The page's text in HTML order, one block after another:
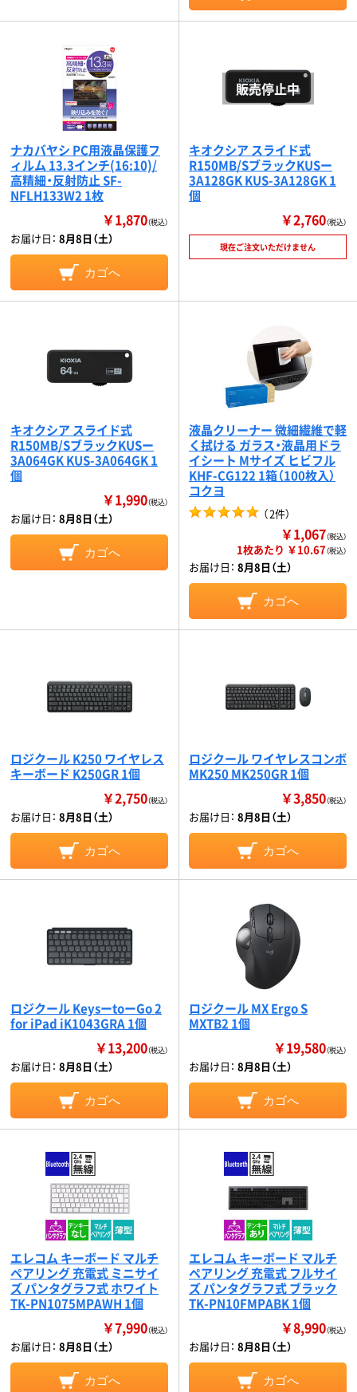
ナカバヤシ PC用液晶保護フ
ィルム 13.3インチ(16:10)/
高精細・反射防止 SF-
NFLH133W2 1枚
￥1,870（税込）
お届け日： 8月8日（土）
カゴへ
キオクシア スライド式
R150MB/SブラックKUSー
3A128GK KUS-3A128GK 1
個
￥2,760（税込）
現在ご注文いただけません
キオクシア スライド式
R150MB/SブラックKUSー
3A064GK KUS-3A064GK 1
個
￥1,990（税込）
お届け日： 8月8日（土）
カゴへ
液晶クリーナー 微細繊維で軽
く拭ける ガラス・液晶用ドラ
イシート Mサイズ ヒビフル
KHF-CG122 1箱（100枚入）
コクヨ
（2件）
￥1,067（税込）
1枚あたり ￥10.67（税込）
お届け日： 8月8日（土）
カゴへ
ロジクール K250 ワイヤレス
キーボード K250GR 1個
￥2,750（税込）
お届け日： 8月8日（土）
カゴへ
ロジクール ワイヤレスコンボ
MK250 MK250GR 1個
￥3,850（税込）
お届け日： 8月8日（土）
カゴへ
ロジクール KeysーtoーGo 2
for iPad iK1043GRA 1個
￥13,200（税込）
お届け日： 8月8日（土）
カゴへ
ロジクール MX Ergo S
MXTB2 1個
￥19,580（税込）
お届け日： 8月8日（土）
カゴへ
エレコム キーボード マルチ
ペアリング 充電式 ミニサイ
ズ パンタグラフ式 ホワイト
TK-PN1075MPAWH 1個
￥7,990（税込）
お届け日： 8月8日（土）
カゴへ
エレコム キーボード マルチ
ペアリング 充電式 フルサイ
ズ パンタグラフ式 ブラック
TK-PN10FMPABK 1個
￥8,990（税込）
お届け日： 8月8日（土）
カゴへ